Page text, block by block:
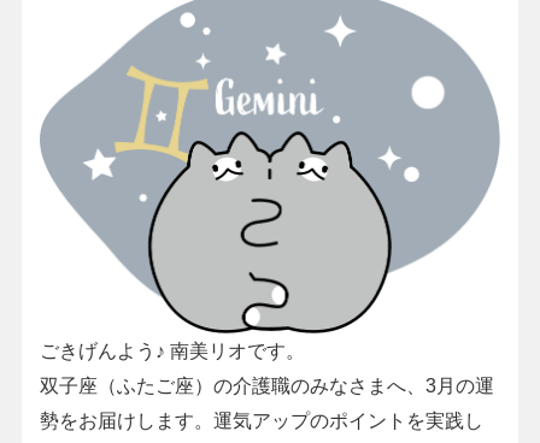
ごきげんよう♪ 南美リオです。
双子座（ふたご座）の介護職のみなさまへ、3月の運
勢をお届けします。運気アップのポイントを実践し